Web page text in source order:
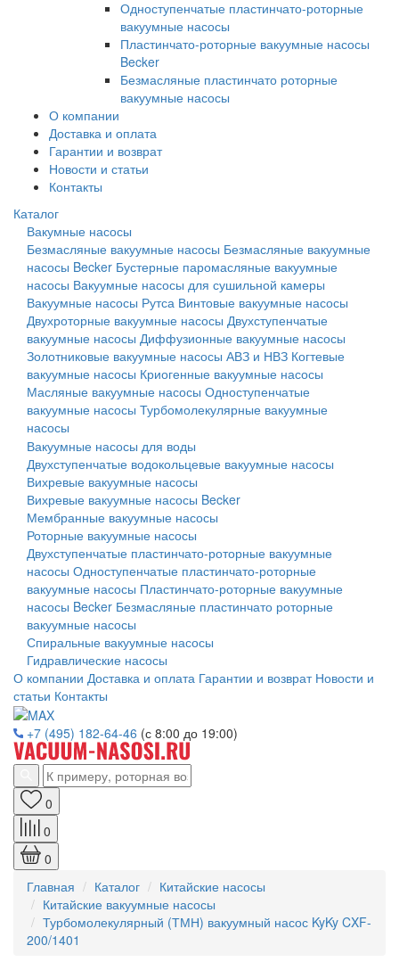
Одноступенчатые пластинчато-роторные
вакуумные насосы
Пластинчато-роторные вакуумные насосы
Becker
Безмасляные пластинчато роторные
вакуумные насосы
О компании
Доставка и оплата
Гарантии и возврат
Новости и статьи
Контакты
Каталог
Вакумные насосы
Безмасляные вакуумные насосы Безмасляные вакуумные
насосы Becker Бустерные паромасляные вакуумные
насосы Вакуумные насосы для сушильной камеры
Вакуумные насосы Рутса Винтовые вакуумные насосы
Двухроторные вакуумные насосы Двухступенчатые
вакуумные насосы Диффузионные вакуумные насосы
Золотниковые вакуумные насосы АВЗ и НВЗ Когтевые
вакуумные насосы Криогенные вакуумные насосы
Масляные вакуумные насосы Одноступенчатые
вакуумные насосы Турбомолекулярные вакуумные
насосы
Вакуумные насосы для воды
Двухступенчатые водокольцевые вакуумные насосы
Вихревые вакуумные насосы
Вихревые вакуумные насосы Becker
Мембранные вакуумные насосы
Роторные вакуумные насосы
Двухступенчатые пластинчато-роторные вакуумные
насосы Одноступенчатые пластинчато-роторные
вакуумные насосы Пластинчато-роторные вакуумные
насосы Becker Безмасляные пластинчато роторные
вакуумные насосы
Спиральные вакуумные насосы
Гидравлические насосы
О компании Доставка и оплата Гарантии и возврат Новости и
статьи Контакты
+7 (495) 182-64-46 (с 8:00 до 19:00)
0
0
0
Главная
Каталог
Китайские насосы
Китайские вакуумные насосы
Турбомолекулярный (ТМН) вакуумный насос KyKy CXF-
200/1401